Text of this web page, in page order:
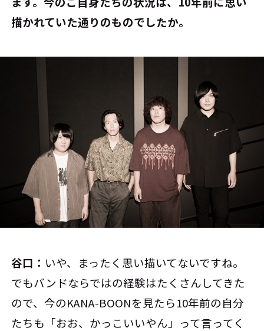
描かれていた通りのものでしたか。
谷口： いや、まったく思い描いてないですね。
でもバンドならではの経験はたくさんしてきた
ので、今のKANA-BOONを見たら10年前の自分
たちも「おお、かっこいいやん」って言ってく